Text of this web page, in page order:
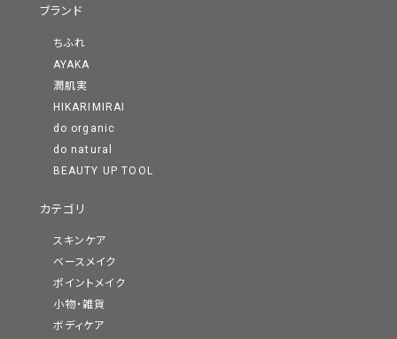
ブランド
ちふれ
AYAKA
潤肌実
HIKARIMIRAI
do organic
do natural
BEAUTY UP TOOL
カテゴリ
スキンケア
ベースメイク
ポイントメイク
小物・雑貨
ボディケア